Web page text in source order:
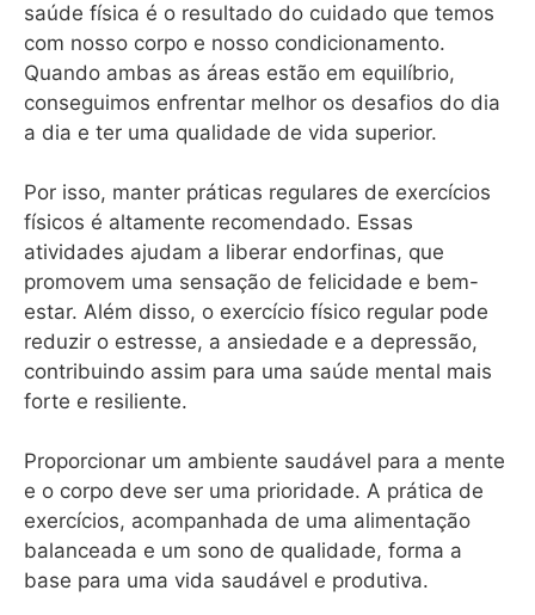
saúde física é o resultado do cuidado que temos
com nosso corpo e nosso condicionamento.
Quando ambas as áreas estão em equilíbrio,
conseguimos enfrentar melhor os desafios do dia
a dia e ter uma qualidade de vida superior.
Por isso, manter práticas regulares de exercícios
físicos é altamente recomendado. Essas
atividades ajudam a liberar endorfinas, que
promovem uma sensação de felicidade e bem-
estar. Além disso, o exercício físico regular pode
reduzir o estresse, a ansiedade e a depressão,
contribuindo assim para uma saúde mental mais
forte e resiliente.
Proporcionar um ambiente saudável para a mente
e o corpo deve ser uma prioridade. A prática de
exercícios, acompanhada de uma alimentação
balanceada e um sono de qualidade, forma a
base para uma vida saudável e produtiva.